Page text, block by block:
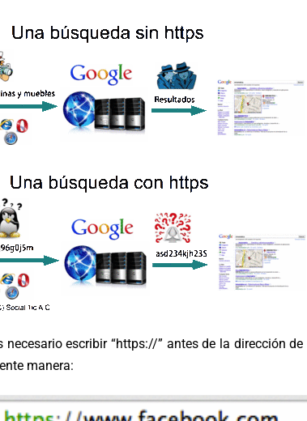
necesario escribir “https://” antes de la dirección de
manera: